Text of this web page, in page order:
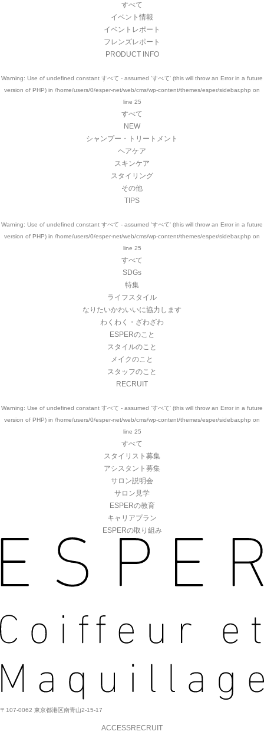
すべて
イベント情報
イベントレポート
フレンズレポート
PRODUCT INFO
Warning: Use of undefined constant すべて - assumed 'すべて' (this will throw an Error in a future
version of PHP) in /home/users/0/esper-net/web/cms/wp-content/themes/esper/sidebar.php on
line 25
すべて
NEW
シャンプー・トリートメント
ヘアケア
スキンケア
スタイリング
その他
TIPS
Warning: Use of undefined constant すべて - assumed 'すべて' (this will throw an Error in a future
version of PHP) in /home/users/0/esper-net/web/cms/wp-content/themes/esper/sidebar.php on
line 25
すべて
SDGs
特集
ライフスタイル
なりたいかわいいに協力します
わくわく・ざわざわ
ESPERのこと
スタイルのこと
メイクのこと
スタッフのこと
RECRUIT
Warning: Use of undefined constant すべて - assumed 'すべて' (this will throw an Error in a future
version of PHP) in /home/users/0/esper-net/web/cms/wp-content/themes/esper/sidebar.php on
line 25
すべて
スタイリスト募集
アシスタント募集
サロン説明会
サロン見学
ESPERの教育
キャリアプラン
ESPERの取り組み
〒107-0062 東京都港区南青山2-15-17
ACCESSRECRUIT